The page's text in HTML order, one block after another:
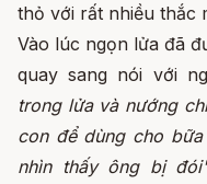
thỏ với rất nhiều thắc
Vào lúc ngọn lửa đã
quay sang nói với
trong lửa và nướng
con để dùng cho
nhìn thấy ông bị